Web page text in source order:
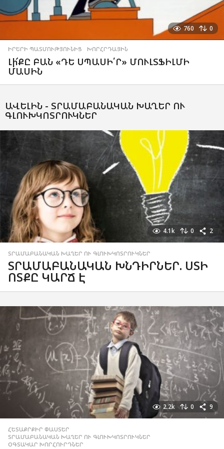
760 0
ԻՐԵՐԻ ՊԱՏՄՈՒԹՅՈՒՆԻՑ ,ԽՈՐՀՐԴԱՅԻՆ
Լի՜ՔԸ ԲԱՆ «ԴԵ ՍՊԱՍԻ՛Ր» ՄՈՒԼՏՖԻԼՄԻ
ՄԱՍԻՆ
ԱՎԵԼԻՆ - ՏՐԱՄԱԲԱՆԱԿԱՆ ԽԱՂԵՐ ՈՒ
ԳԼՈՒԽԿՈՏՐՈՒԿՆԵՐ
4.1k 0 2
ՏՐԱՄԱԲԱՆԱԿԱՆ ԽԱՂԵՐ ՈՒ ԳԼՈՒԽԿՈՏՐՈՒԿՆԵՐ
ՏՐԱՄԱԲԱՆԱԿԱՆ ԽՆԴԻՐՆԵՐ. ՍՏԻ
ՈՏՔԸ ԿԱՐՃ Է
2.2k 0 9
ՀԵՏԱՔՐՔԻՐ ՓԱՍՏԵՐ
ՏՐԱՄԱԲԱՆԱԿԱՆ ԽԱՂԵՐ ՈՒ ԳԼՈՒԽԿՈՏՐՈՒԿՆԵՐ
ՕԳՏԱԿԱՐ ԽՈՐՀՈՒՐԴՆԵՐ